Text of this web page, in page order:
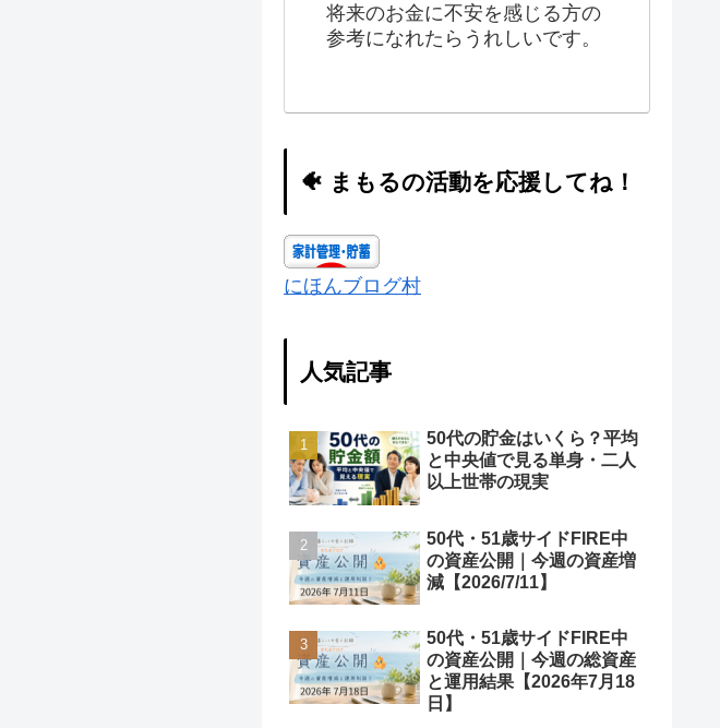
将来のお金に不安を感じる方の
参考になれたらうれしいです。
🐠 まもるの活動を応援してね！
にほんブログ村
人気記事
50代の貯金はいくら？平均
と中央値で見る単身・二人
以上世帯の現実
50代・51歳サイドFIRE中
の資産公開｜今週の資産増
減【2026/7/11】
50代・51歳サイドFIRE中
の資産公開｜今週の総資産
と運用結果【2026年7月18
日】